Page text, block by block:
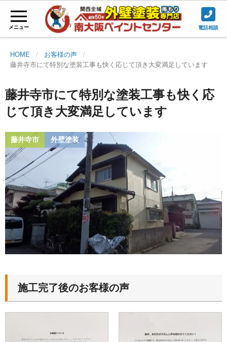
メニュー 電話相談
HOME
お客様の声
藤井寺市にて特別な塗装工事も快く応じて頂き大変満足しています
藤井寺市にて特別な塗装工事も快く応
じて頂き大変満足しています
藤井寺市 外壁塗装
施工完了後のお客様の声